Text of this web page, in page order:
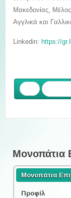
Μακεδονίας,
Αγγλικά και
Linkedin: https://
Μονοπάτια
Μονοπάτια
Προφίλ